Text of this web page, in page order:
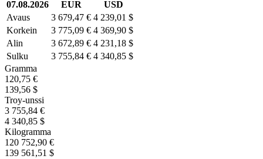
07.08.2026 EUR
USD
Avaus
3 679,47 € 4 239,01 $
Korkein
3 775,09 € 4 369,90 $
Alin
3 672,89 € 4 231,18 $
Sulku
3 755,84 € 4 340,85 $
Gramma
120,75 €
139,56 $
Troy-unssi
3 755,84 €
4 340,85 $
Kilogramma
120 752,90 €
139 561,51 $